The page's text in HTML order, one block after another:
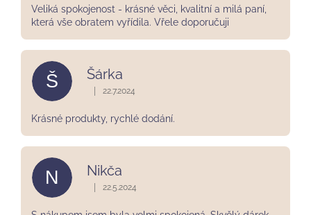
v
p
hvězdiček.
Veliká spokojenost - krásné věci, kvalitní a milá paní,
která vše obratem vyřídila. Vřele doporučuji
Š Šárka
Hodnocení obchodu je 5 z 5 hvězdiček.
22.7.2024
Krásné produkty, rychlé dodání.
N Nikča
Hodnocení obchodu je 5 z 5 hvězdiček.
22.5.2024